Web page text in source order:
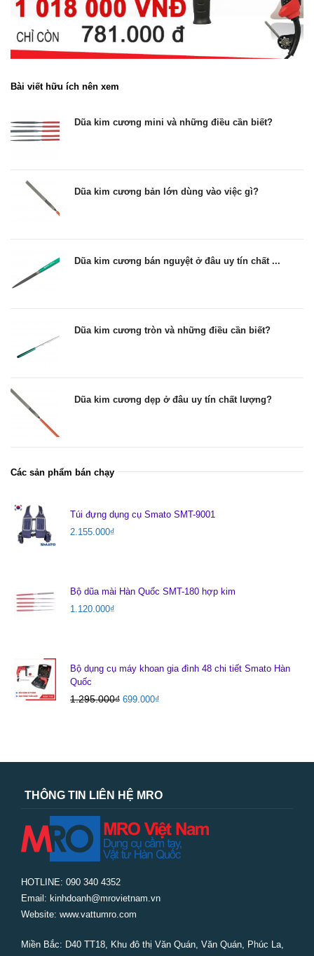
Bài viết hữu ích nên xem
Dũa kim cương mini và những điều cần biết?
Dũa kim cương bản lớn dùng vào việc gì?
Dũa kim cương bán nguyệt ở đâu uy tín chất ...
Dũa kim cương tròn và những điều cần biết?
Dũa kim cương dẹp ở đâu uy tín chất lượng?
Các sản phẩm bán chạy
Túi đựng dụng cụ Smato SMT-9001
2.155.000₫
Bộ dũa mài Hàn Quốc SMT-180 hợp kim
1.120.000₫
Bộ dụng cụ máy khoan gia đình 48 chi tiết Smato Hàn
Quốc
1.295.000₫ 699.000₫
THÔNG TIN LIÊN HỆ MRO
HOTLINE: 090 340 4352
Email: kinhdoanh@mrovietnam.vn
Website: www.vattumro.com
Miền Bắc: D40 TT18, Khu đô thị Văn Quán, Văn Quán, Phúc La,